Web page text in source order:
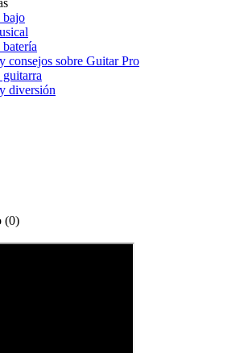
bajo
consejos sobre Guitar Pro
guitarra
diversión
(0)